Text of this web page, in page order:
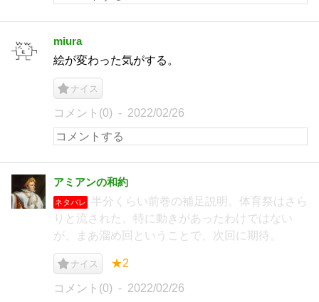
miura
絵が変わった気がする。
ナイス
コメント(0) 2022/02/26
アミアンの和約
ネタバレ
半分くらい前巻の補足説明。体育祭はさら
りと流された。特に動きがあったわけではない
が、まあ溜め回ということで、次回に期待。
ナイス ★2
コメント(0) 2022/02/26